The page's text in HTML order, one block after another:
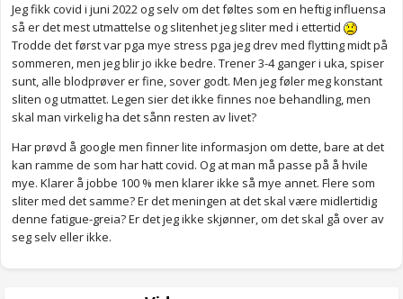
Jeg fikk covid i juni 2022 og selv om det føltes som en heftig influensa
så er det mest utmattelse og slitenhet jeg sliter med i ettertid
Trodde det først var pga mye stress pga jeg drev med flytting midt på
sommeren, men jeg blir jo ikke bedre. Trener 3-4 ganger i uka, spiser
sunt, alle blodprøver er fine, sover godt. Men jeg føler meg konstant
sliten og utmattet. Legen sier det ikke finnes noe behandling, men
skal man virkelig ha det sånn resten av livet?
Har prøvd å google men finner lite informasjon om dette, bare at det
kan ramme de som har hatt covid. Og at man må passe på å hvile
mye. Klarer å jobbe 100 % men klarer ikke så mye annet. Flere som
sliter med det samme? Er det meningen at det skal være midlertidig
denne fatigue-greia? Er det jeg ikke skjønner, om det skal gå over av
seg selv eller ikke.